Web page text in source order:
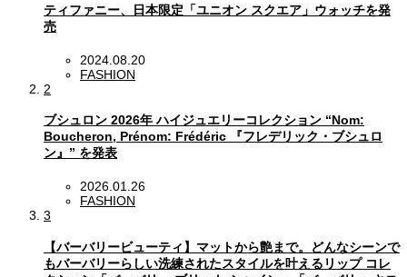
ティファニー、日本限定「ユニオン スクエア」ウォッチを発
売
2024.08.20
FASHION
2
ブシュロン 2026年 ハイジュエリーコレクション “Nom:
Boucheron, Prénom: Frédéric 『フレデリック・ブシュロ
ン』” を発表
2026.01.26
FASHION
3
【バーバリービューティ】マットから艶まで。どんなシーンで
もバーバリーらしい洗練されたスタイルを叶えるリップ コレ